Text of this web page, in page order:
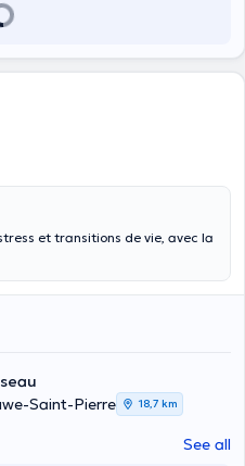
et transitions de vie, avec la
Saint-Pierre
18,7 km
See all